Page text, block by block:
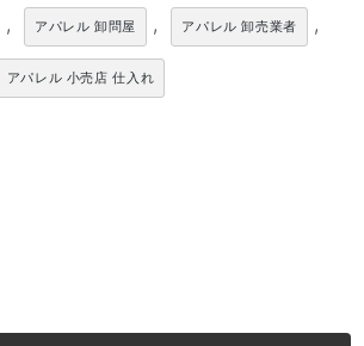
, アパレル 卸問屋 , アパレル 卸売業者 ,
アパレル 小売店 仕入れ